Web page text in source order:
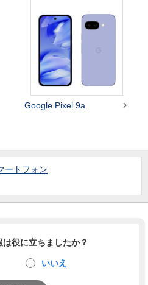
Google Pixel 9a 
ートフォン
役に立ちましたか？
いいえ